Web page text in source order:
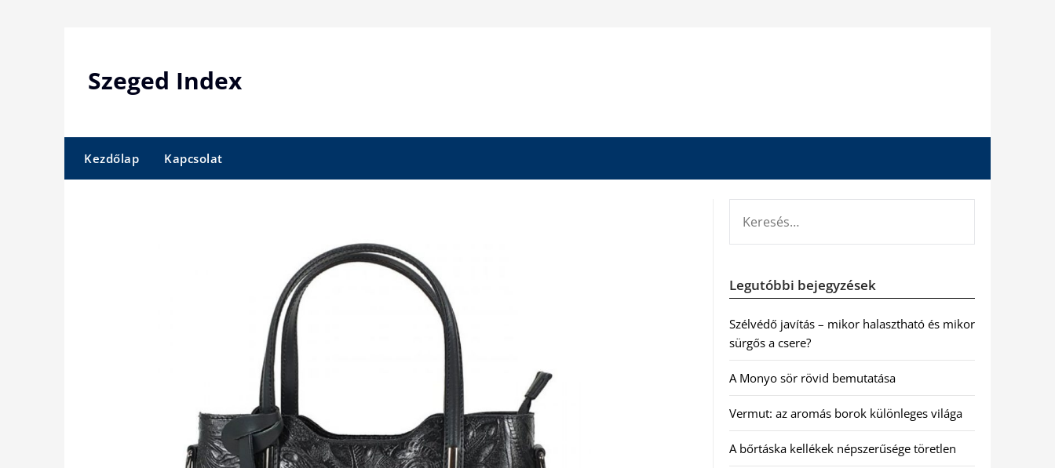
Szeged Index
Kezdőlap Kapcsolat
Legutóbbi bejegyzések
Szélvédő javítás – mikor halasztható és mikor
sürgős a csere?
A Monyo sör rövid bemutatása
Vermut: az aromás borok különleges világa
A bőrtáska kellékek népszerűsége töretlen